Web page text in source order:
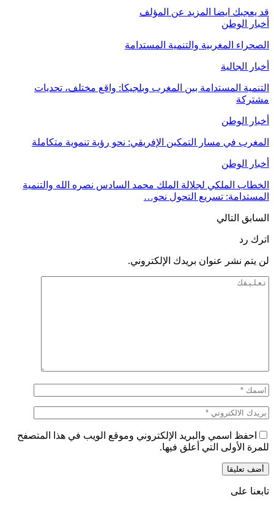
قد يعجبك ايضا المزيد عن المؤلف
أخبار الوطن
الصحراء المغربية والتنمية المستدامة
أخبار الجالية
التنمية المستدامة بين المغرب وبلجيكا: واقع مختلف، تحديات
مشتركة
أخبار الوطن
المغرب في مسار التمكين الإفريقي: نحو رؤية تنموية متكاملة
أخبار الوطن
الخطاب الملكي لجلالة الملك محمد السادس نصره الله والتنمية
المستدامة: تسريع التحول نحو…
السابق التالي
اترك رد
لن يتم نشر عنوان بريدك الإلكتروني.
احفظ اسمي والبريد الإلكتروني وموقع الويب في هذا المتصفح
للمرة الأولى التي أعلق فيها.
تابعنا على